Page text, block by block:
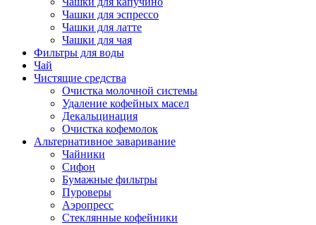
Чашки для эспрессо
Чашки для латте
Чашки для чая
Фильтры для воды
Чай
Чистящие средства
Очистка молочной системы
Удаление кофейных масел
Декальцинация
Очистка кофемолок
Альтернативное заваривание
Чайники
Сифон
Бумажные фильтры
Пуроверы
Аэропресс
Стеклянные кофейники